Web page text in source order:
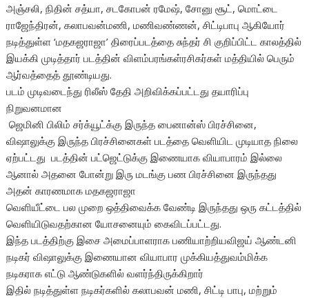
அஞ்சலி, நிதின் சத்யா, சடகோபன் ரமேஷ், சோனு சூட், மொட்டை
ராஜேந்திரன், கலாபவன்மணி, மணிவண்ணன், சிட்டிபாபு ஆகியோர்
நடித்துள்ள ‘மதகஜராஜா’ திரைப்படத்தை சுந்தர் சி குறிப்பிட்ட காலத்தில்
இயக்கி முடித்தார் படத்தின் விளம்பரங்கள்ரசிகர்கள் மத்தியில் பெரும்
ஆர்வத்தைத் தூண்டியது.
படம் முடிவடைந்து ரிலீஸ் தேதி அறிவிக்கப்பட்டது தயாரிப்பு
நிறுவனமான
ஜெமினி பிலிம் சர்க்யூட்க்கு இருந்த பைனான்ஸ் பிரச்சினை,
விஷாலுக்கு இருந்த பிரச்சினைகள் படத்தை வெளியிட முடியாத நிலை
ஏற்பட்டது படத்தின் பட்ஜெட்டுக்கு இணையாக வியாபாரம் இல்லை
ஆனால் அதனை போன்று இரு மடங்கு பண பிரச்சினை இருந்தது
அதன் காரணமாக மதகஜராஜா
வெளியீட்டை பல முறை ஒத்திவைக்க வேண்டி இருந்தது ஒரு கட்டத்தில்
வெளியிடுவதற்கான யோசனையும் கைவிடப்பட்டது.
இந்த படத்திற்கு இசை அமைப்பாளராக பணியாற்றியவிஜய் ஆண்டனி
நடிகர் விஷாலுக்கு இணையான வியாபார முக்கியத்துவம்மிக்க
நடிகராக எட்டு ஆண்டுகளில் வளர்ந்திருக்கிறார்
இதில் நடித்துள்ள நடிகர்களில் கலாபவன் மணி, சிட்டி பாபு, மற்றும்